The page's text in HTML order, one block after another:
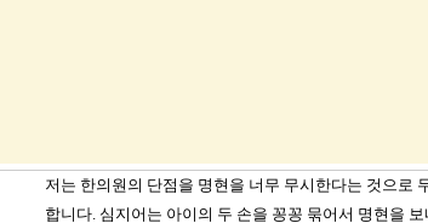
저는 한의원의 단점을 명현을 너무 무시한다는 것으로
합니다. 심지어는 아이의 두 손을 꽁꽁 묶어서 명현을